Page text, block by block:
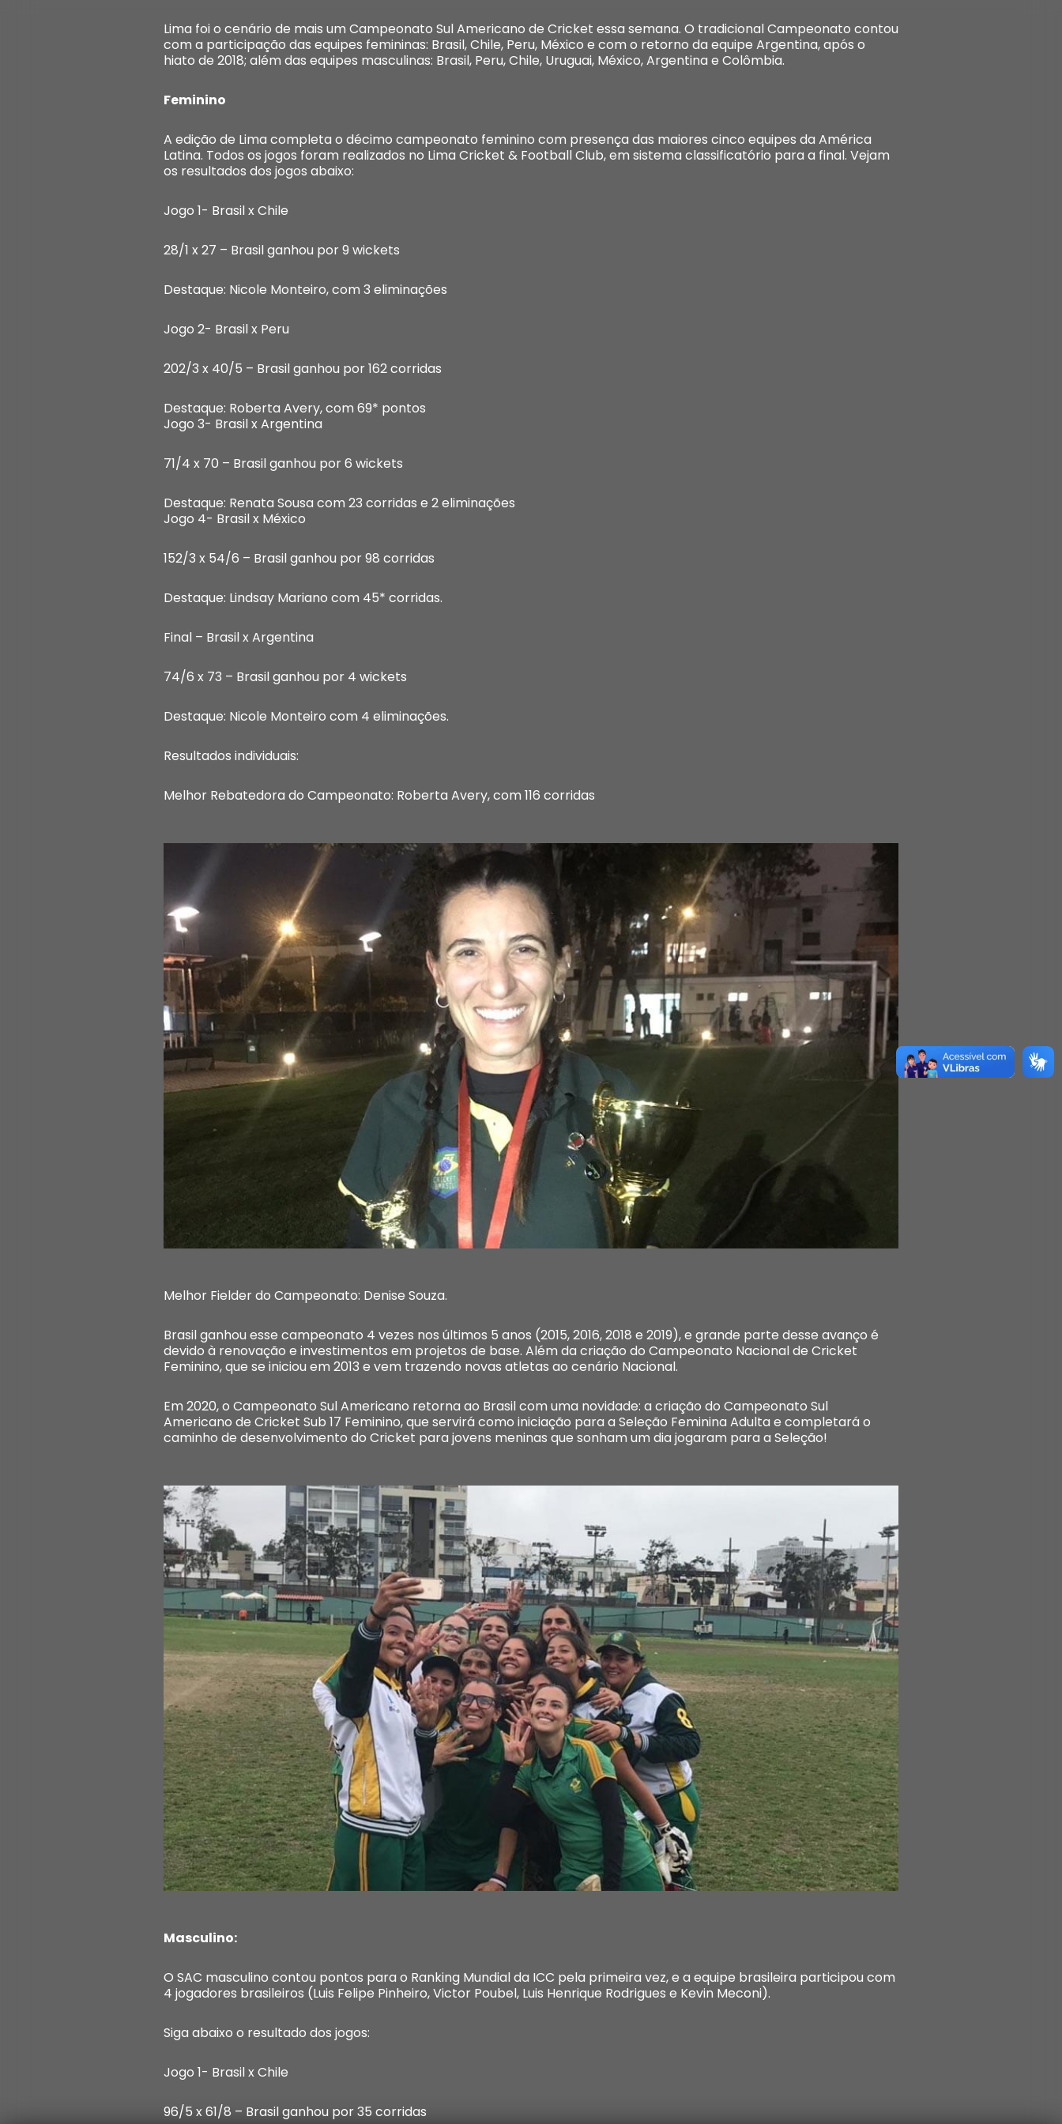
Lima foi o cenário de mais um Campeonato Sul Americano de Cricket essa semana. O tradicional Campeonato contou
com a participação das equipes femininas: Brasil, Chile, Peru, México e com o retorno da equipe Argentina, após o
hiato de 2018; além das equipes masculinas: Brasil, Peru, Chile, Uruguai, México, Argentina e Colômbia.
Feminino
A edição de Lima completa o décimo campeonato feminino com presença das maiores cinco equipes da América
Latina. Todos os jogos foram realizados no Lima Cricket & Football Club, em sistema classificatório para a final. Vejam
os resultados dos jogos abaixo:
Jogo 1- Brasil x Chile
28/1 x 27 – Brasil ganhou por 9 wickets
Destaque: Nicole Monteiro, com 3 eliminações
Jogo 2- Brasil x Peru
202/3 x 40/5 – Brasil ganhou por 162 corridas
Destaque: Roberta Avery, com 69* pontos
Jogo 3- Brasil x Argentina
71/4 x 70 – Brasil ganhou por 6 wickets
Destaque: Renata Sousa com 23 corridas e 2 eliminações
Jogo 4- Brasil x México
152/3 x 54/6 – Brasil ganhou por 98 corridas
Destaque: Lindsay Mariano com 45* corridas.
Final – Brasil x Argentina
74/6 x 73 – Brasil ganhou por 4 wickets
Destaque: Nicole Monteiro com 4 eliminações.
Resultados individuais:
Melhor Rebatedora do Campeonato: Roberta Avery, com 116 corridas
Melhor Fielder do Campeonato: Denise Souza.
Brasil ganhou esse campeonato 4 vezes nos últimos 5 anos (2015, 2016, 2018 e 2019), e grande parte desse avanço é
devido à renovação e investimentos em projetos de base. Além da criação do Campeonato Nacional de Cricket
Feminino, que se iniciou em 2013 e vem trazendo novas atletas ao cenário Nacional.
Em 2020, o Campeonato Sul Americano retorna ao Brasil com uma novidade: a criação do Campeonato Sul
Americano de Cricket Sub 17 Feminino, que servirá como iniciação para a Seleção Feminina Adulta e completará o
caminho de desenvolvimento do Cricket para jovens meninas que sonham um dia jogaram para a Seleção!
Masculino:
O SAC masculino contou pontos para o Ranking Mundial da ICC pela primeira vez, e a equipe brasileira participou com
4 jogadores brasileiros (Luis Felipe Pinheiro, Victor Poubel, Luis Henrique Rodrigues e Kevin Meconi).
Siga abaixo o resultado dos jogos:
Jogo 1- Brasil x Chile
96/5 x 61/8 – Brasil ganhou por 35 corridas